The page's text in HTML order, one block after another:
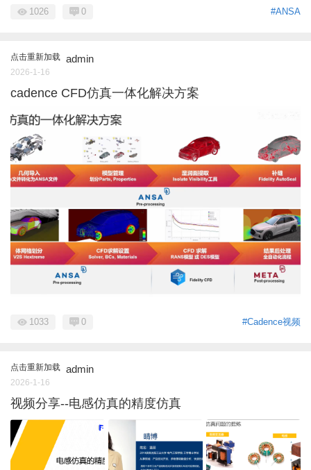
#ANSA
1026 0
点击重新加载 admin
2026-1-16
cadence CFD仿真一体化解决方案
#Cadence视频
1033 0
点击重新加载 admin
2026-1-16
视频分享--电感仿真的精度仿真